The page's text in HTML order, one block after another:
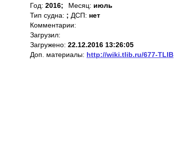
Год: 2016; Месяц: июль
Тип судна: ; ДСП: нет
Комментарии:
Загрузил:
Загружено: 22.12.2016 13:26:05
Доп. материалы: http://wiki.tlib.ru/677-TLIB